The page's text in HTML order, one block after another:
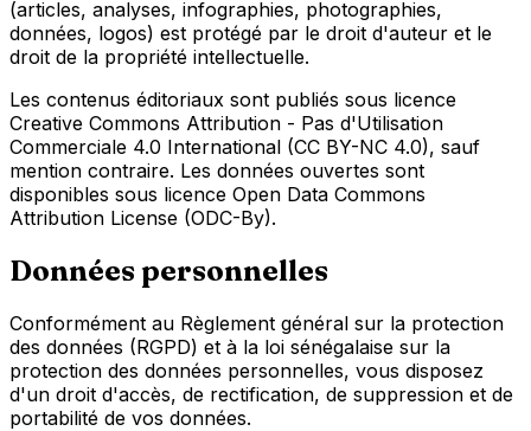
(articles, analyses, infographies, photographies,
données, logos) est protégé par le droit d'auteur et le
droit de la propriété intellectuelle.
Les contenus éditoriaux sont publiés sous licence
Creative Commons Attribution - Pas d'Utilisation
Commerciale 4.0 International (CC BY-NC 4.0), sauf
mention contraire. Les données ouvertes sont
disponibles sous licence Open Data Commons
Attribution License (ODC-By).
Données personnelles
Conformément au Règlement général sur la protection
des données (RGPD) et à la loi sénégalaise sur la
protection des données personnelles, vous disposez
d'un droit d'accès, de rectification, de suppression et de
portabilité de vos données.